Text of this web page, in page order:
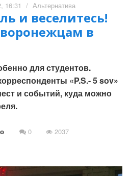
16:31 / Альтернатива
и веселитесь!
в
для студентов.
«P.S.- 5 sov»
и событий, куда можно
0 2037